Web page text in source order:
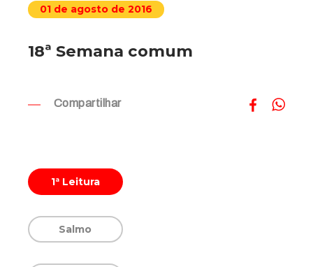
01 de agosto de 2016
18ª Semana comum
Compartilhar
1ª Leitura
Salmo